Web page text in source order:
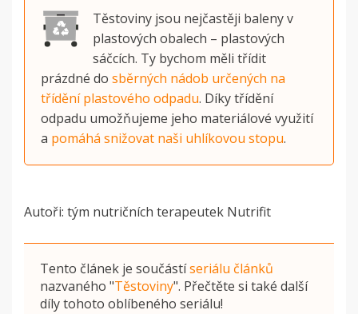
Těstoviny jsou nejčastěji baleny v
plastových obalech – plastových
sáčcích. Ty bychom měli třídit
prázdné do sběrných nádob určených na
třídění plastového odpadu. Díky třídění
odpadu umožňujeme jeho materiálové využití
a pomáhá snižovat naši uhlíkovou stopu.
Autoři: tým nutričních terapeutek Nutrifit
Tento článek je součástíseriálu článků
nazvaného "Těstoviny". Přečtěte si také další
díly tohoto oblíbeného seriálu!